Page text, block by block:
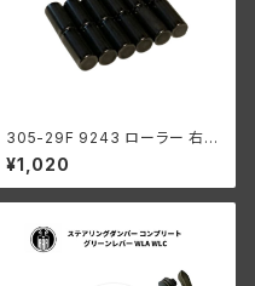
305-29F 9243 ローラー 右側
コンロッド用 +0004 オーバー
サイズ 12個入り ハーレーダビッ
ドソン 1929-73年 DL RL WL
¥1,020